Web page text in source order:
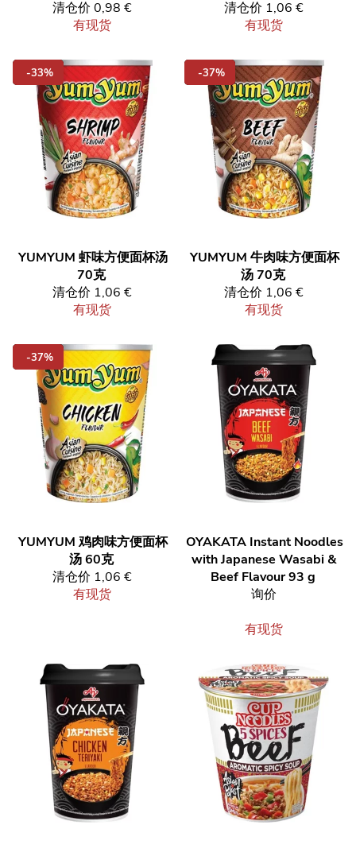
清仓价 0,98 €
有现货
清仓价 1,06 €
有现货
-33%
YUMYUM 虾味方便面杯汤
70克
清仓价 1,06 €
有现货
-37%
YUMYUM 牛肉味方便面杯
汤 70克
清仓价 1,06 €
有现货
-37%
YUMYUM 鸡肉味方便面杯
汤 60克
清仓价 1,06 €
有现货
OYAKATA Instant Noodles
with Japanese Wasabi &
Beef Flavour 93 g
询价
有现货